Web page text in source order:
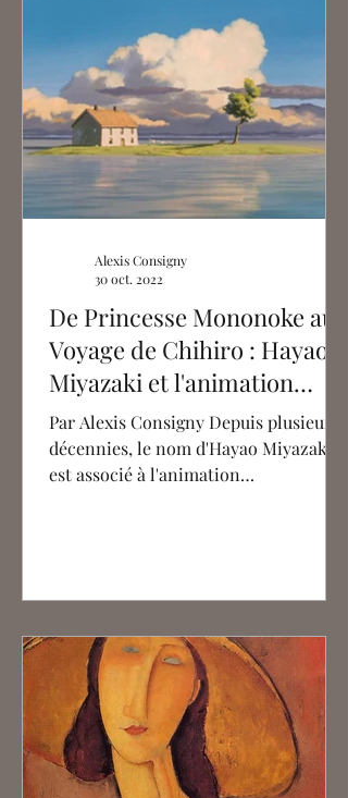
De Princesse Mononoke au
Voyage de Chihiro : Hayao
Miyazaki et l'animation
numérique
Par Alexis Consigny Depuis plusieurs
décennies, le nom d'Hayao Miyazaki
est associé à l'animation
Alexis Consigny
30 oct. 2022